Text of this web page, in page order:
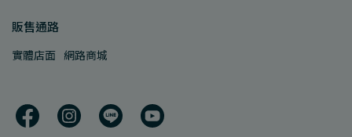
販售通路
實體店面 網路商城